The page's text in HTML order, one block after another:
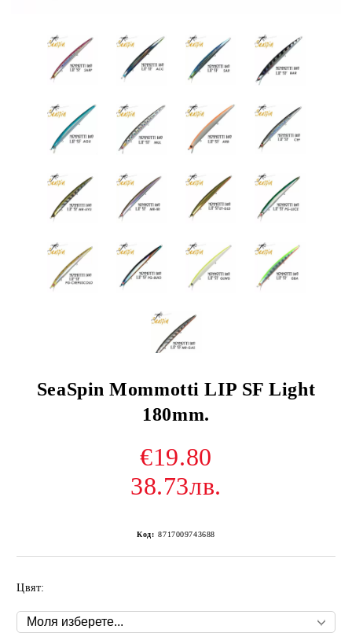
SeaSpin Mommotti LIP SF Light
180mm.
€19.80
38.73лв.
Код: 8717009743688
Цвят: